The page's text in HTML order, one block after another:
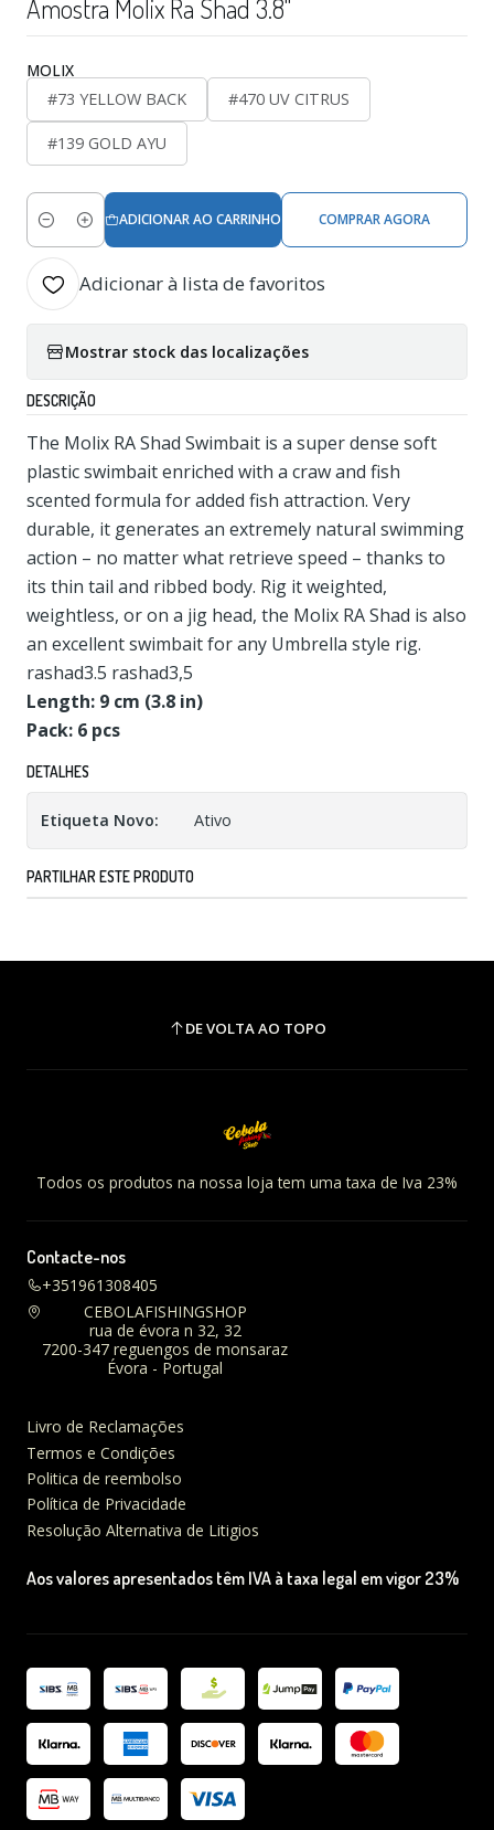
Amostra Molix Ra Shad 3.8"
MOLIX
#73 YELLOW BACK
#470 UV CITRUS
#139 GOLD AYU
Quantidade
ADICIONAR AO CARRINHO COMPRAR AGORA
Adicionar à lista de favoritos
Mostrar stock das localizações
DESCRIÇÃO
The Molix RA Shad Swimbait is a super dense soft
plastic swimbait enriched with a craw and fish
scented formula for added fish attraction. Very
durable, it generates an extremely natural swimming
action – no matter what retrieve speed – thanks to
its thin tail and ribbed body. Rig it weighted,
weightless, or on a jig head, the Molix RA Shad is also
an excellent swimbait for any Umbrella style rig.
rashad3.5 rashad3,5
Length: 9 cm (3.8 in)
Pack: 6 pcs
DETALHES
Etiqueta Novo: Ativo
PARTILHAR ESTE PRODUTO
DE VOLTA AO TOPO
Todos os produtos na nossa loja tem uma taxa de Iva 23%
Contacte-nos
+351961308405
CEBOLAFISHINGSHOP
rua de évora n 32, 32
7200-347 reguengos de monsaraz
Évora - Portugal
Livro de Reclamações
Termos e Condições
Politica de reembolso
Política de Privacidade
Resolução Alternativa de Litigios
Aos valores apresentados têm IVA à taxa legal em vigor 23%